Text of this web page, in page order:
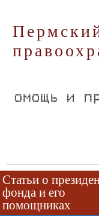
Статьи о
фонда и его
помощниках